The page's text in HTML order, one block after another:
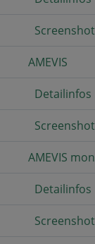
AMEVIS
Detailinfos
AMEVIS
Detailinfos